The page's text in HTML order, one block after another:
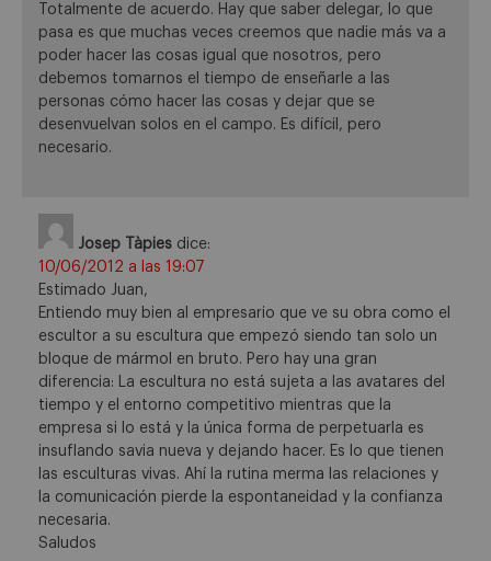
Totalmente de acuerdo. Hay que saber delegar, lo que
pasa es que muchas veces creemos que nadie más va a
poder hacer las cosas igual que nosotros, pero
debemos tomarnos el tiempo de enseñarle a las
personas cómo hacer las cosas y dejar que se
desenvuelvan solos en el campo. Es difícil, pero
necesario.
Josep Tàpies dice:
10/06/2012 a las 19:07
Estimado Juan,
Entiendo muy bien al empresario que ve su obra como el
escultor a su escultura que empezó siendo tan solo un
bloque de mármol en bruto. Pero hay una gran
diferencia: La escultura no está sujeta a las avatares del
tiempo y el entorno competitivo mientras que la
empresa si lo está y la única forma de perpetuarla es
insuflando savia nueva y dejando hacer. Es lo que tienen
las esculturas vivas. Ahí la rutina merma las relaciones y
la comunicación pierde la espontaneidad y la confianza
necesaria.
Saludos